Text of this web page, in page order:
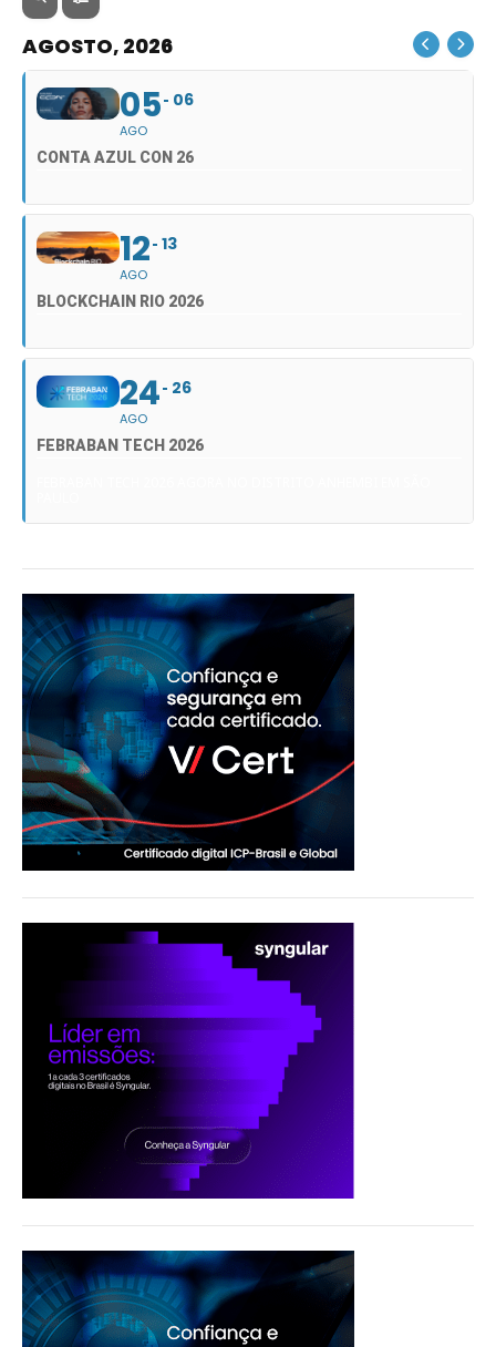
AGOSTO, 2026
05
AGO
06
CONTA AZUL CON 26
12
AGO
13
BLOCKCHAIN RIO 2026
24
AGO
26
FEBRABAN TECH 2026